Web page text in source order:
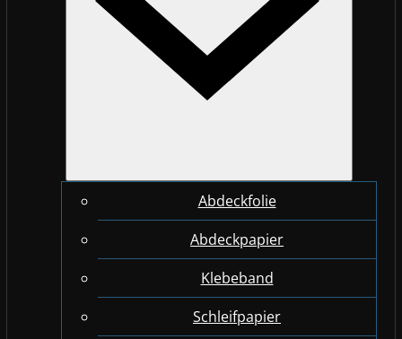
Abdeckfolie
Abdeckpapier
Klebeband
Schleifpapier